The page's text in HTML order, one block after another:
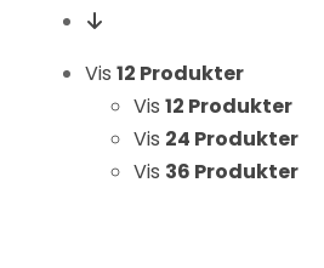
Vis 12 Produkter
Vis 12 Produkter
Vis 24 Produkter
Vis 36 Produkter
For at vores
skal fungere
så godt som
muligt under
dit besøg.